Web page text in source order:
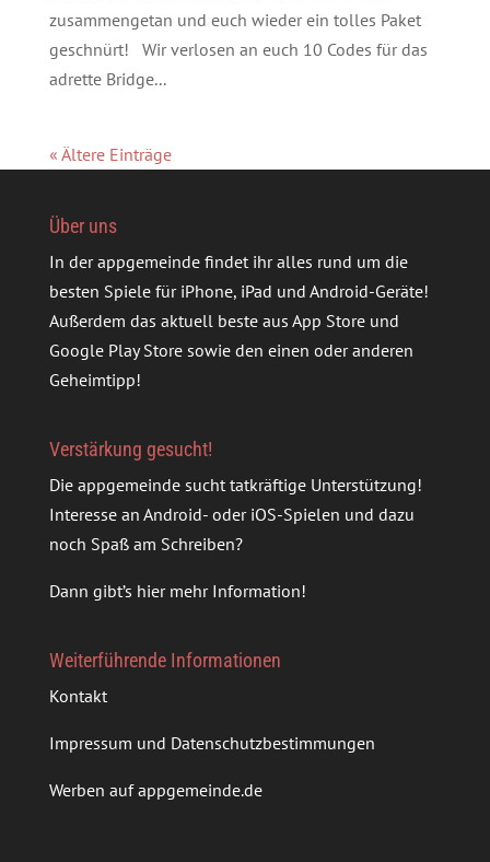
zusammengetan und euch wieder ein tolles Paket
geschnürt! Wir verlosen an euch 10 Codes für das
adrette Bridge...
« Ältere Einträge
Über uns
In der appgemeinde findet ihr alles rund um die
besten Spiele für iPhone, iPad und Android-Geräte!
Außerdem das aktuell beste aus App Store und
Google Play Store sowie den einen oder anderen
Geheimtipp!
Verstärkung gesucht!
Die appgemeinde sucht tatkräftige Unterstützung!
Interesse an Android- oder iOS-Spielen und dazu
noch Spaß am Schreiben?
Dann gibt’s hier mehr Information!
Weiterführende Informationen
Kontakt
Impressum und Datenschutzbestimmungen
Werben auf appgemeinde.de